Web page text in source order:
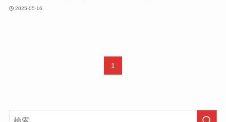
2025-05-16
1